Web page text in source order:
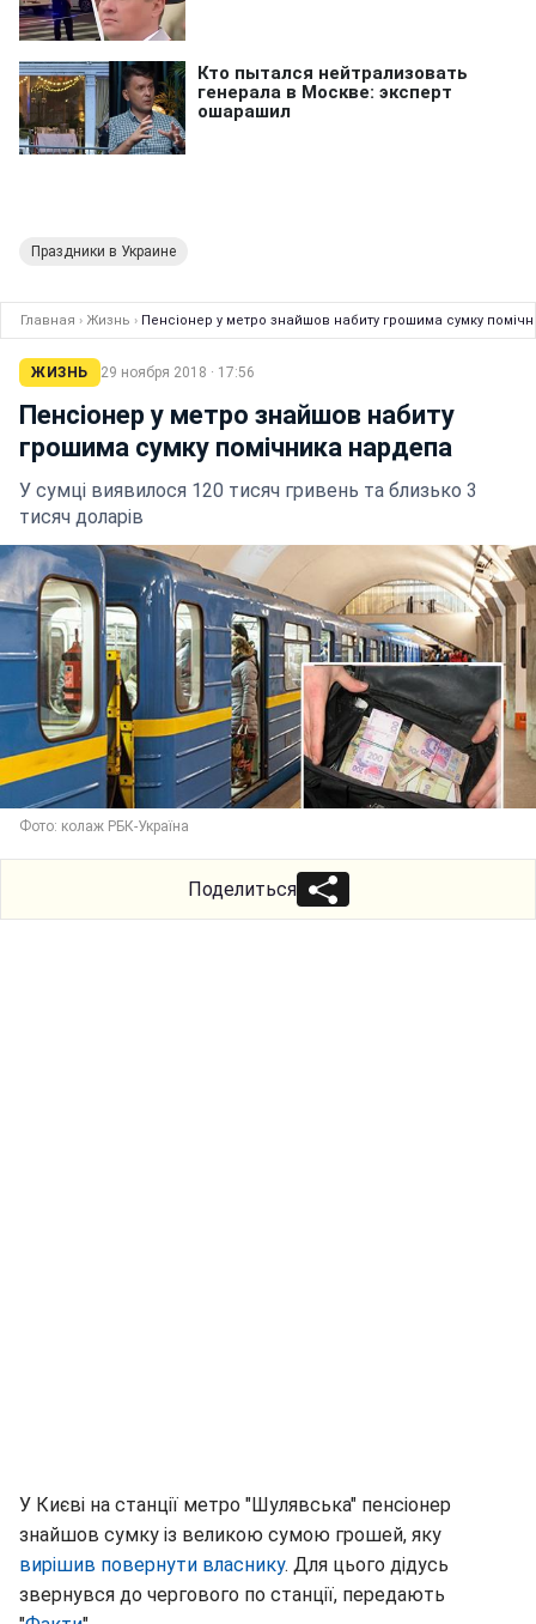
Праздники в Украине
Главная › Жизнь › Пенсіонер у метро знайшов набиту грошима сумку
ЖИЗНЬ 29 ноября 2018 · 17:56
Пенсіонер у метро знайшов набиту
грошима сумку помічника нардепа
У сумці виявилося 120 тисяч гривень та близько 3
тисяч доларів
Фото: колаж РБК-Україна
Поделиться
У Києві на станції метро "Шулявська" пенсіонер
знайшов сумку із великою сумою грошей, яку
вирішив повернути власнику. Для цього дідусь
звернувся до чергового по станції, передають